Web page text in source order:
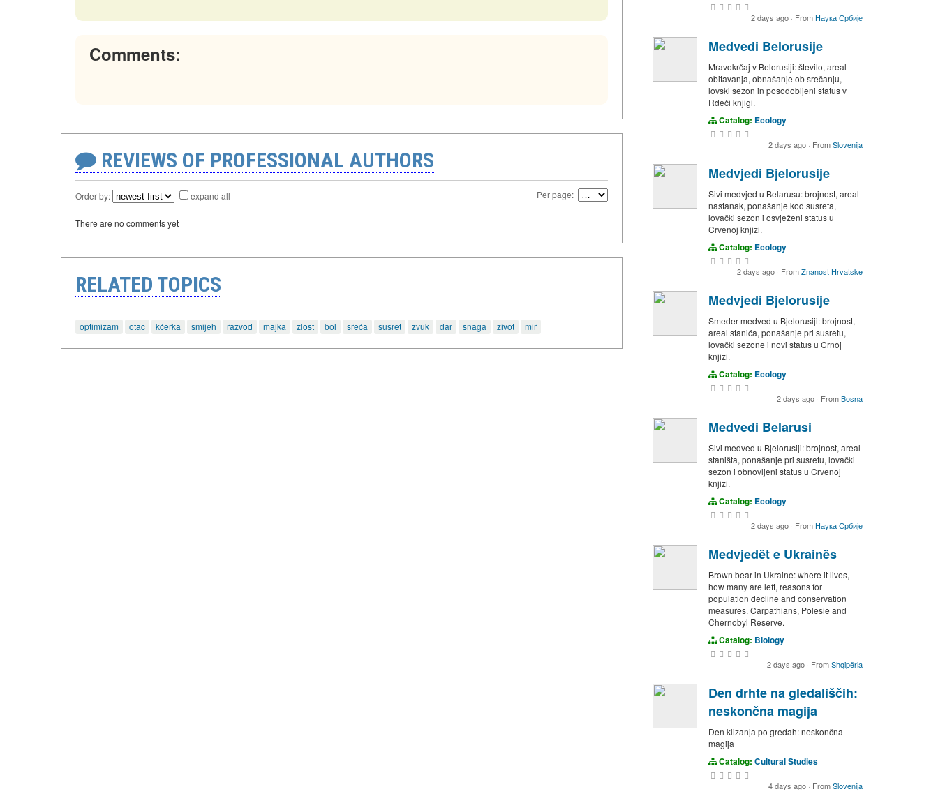
Comments:
REVIEWS OF PROFESSIONAL AUTHORS
Order by: expand all Per page:
There are no comments yet
RELATED TOPICS
optimizam otac kćerka smijeh razvod majka zlost bol sreća susret zvuk dar snaga život mir
2 days ago · FromНаука Србије
Medvedi Belorusije
Mravokrčaj v Belorusiji: število, areal
obitavanja, obnašanje ob srečanju,
lovski sezon in posodobljeni status v
Rdeči knjigi.
Catalog: Ecology
2 days ago · FromSlovenija
Medvjedi Bjelorusije
Sivi medvjed u Belarusu: brojnost, areal
nastanak, ponašanje kod susreta,
lovački sezon i osvježeni status u
Crvenoj knjizi.
Catalog: Ecology
2 days ago · FromZnanost Hrvatske
Medvjedi Bjelorusije
Smeder medved u Bjelorusiji: brojnost,
areal stanića, ponašanje pri susretu,
lovački sezone i novi status u Crnoj
knjizi.
Catalog: Ecology
2 days ago · FromBosna
Medvedi Belarusi
Sivi medved u Bjelorusiji: brojnost, areal
staništa, ponašanje pri susretu, lovački
sezon i obnovljeni status u Crvenoj
knjizi.
Catalog: Ecology
2 days ago · FromНаука Србије
Medvjedët e Ukrainës
Brown bear in Ukraine: where it lives,
how many are left, reasons for
population decline and conservation
measures. Carpathians, Polesie and
Chernobyl Reserve.
Catalog: Biology
2 days ago · FromShqipëria
Den drhte na gledališčih:
neskončna magija
Den klizanja po gredah: neskončna
magija
Catalog: Cultural Studies
4 days ago · FromSlovenija